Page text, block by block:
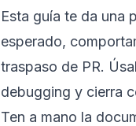
Esta guía te da una
esperado,
traspaso de PR.
debugging y cierra
Ten a mano la